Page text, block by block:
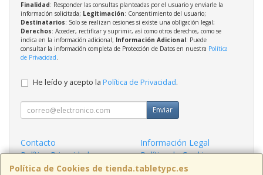
Política de Cookies de tienda.tabletypc.es
Finalidad: Responder las consultas planteadas por el usuario y enviarle la
información solicitada; Legitimación: Consentimiento del usuario;
Destinatarios: Solo se realizan cesiones si existe una obligación legal;
Derechos: Acceder, rectificar y suprimir, así como otros derechos, como se
indica en la información adicional; Información Adicional: Puede
consultar la información completa de Protección de Datos en nuestra Política
de Privacidad.
He leído y acepto la Política de Privacidad.
Enviar
Contacto
Información Legal
Política Privacidad
Política de Cookies
Condiciones de Compra
Formas de Pago